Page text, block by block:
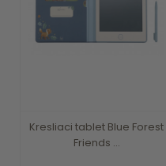
Kresliaci tablet Blue Forest
Friends ...